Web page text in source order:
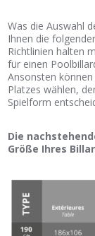
Was die Auswahl
Ihnen die
Richtlinien halten
für einen
Ansonsten
Platzes wählen,
Spielform
Die
Größe Ihres